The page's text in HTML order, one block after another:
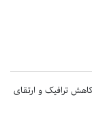
ترافیک و ارتقای